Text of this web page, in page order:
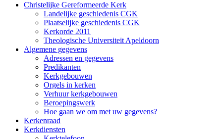
Christelijke Gereformeerde Kerk
Landelijke geschiedenis CGK
Plaatselijke geschiedenis CGK
Kerkorde 2011
Theologische Universiteit Apeldoorn
Algemene gegevens
Adressen en gegevens
Predikanten
Kerkgebouwen
Orgels in kerken
Verhuur kerkgebouwen
Beroepingswerk
Hoe gaan we om met uw gegevens?
Kerkenraad
Kerkdiensten